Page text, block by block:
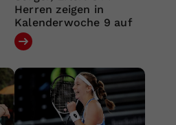
Herren zeigen in
Kalenderwoche 9 auf